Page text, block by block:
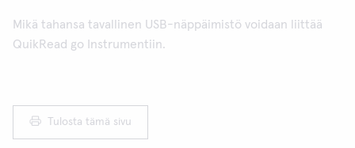
Mikä tahansa tavallinen USB-näppäimistö voidaan liittää
QuikRead go Instrumentiin.
Tulosta tämä sivu